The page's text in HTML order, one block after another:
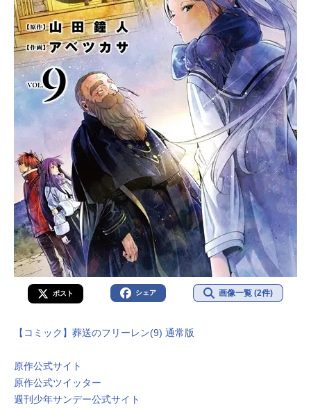
ポスト シェア 画像一覧 (2件)
【コミック】葬送のフリーレン(9) 通常版
原作公式サイト
原作公式ツイッター
週刊少年サンデー公式サイト